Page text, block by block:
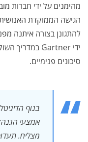
סיכונים פנימיים.
בנוף
אמצעי
מצליח.